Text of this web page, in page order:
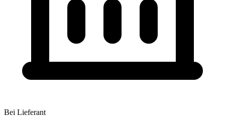
Bei Lieferant